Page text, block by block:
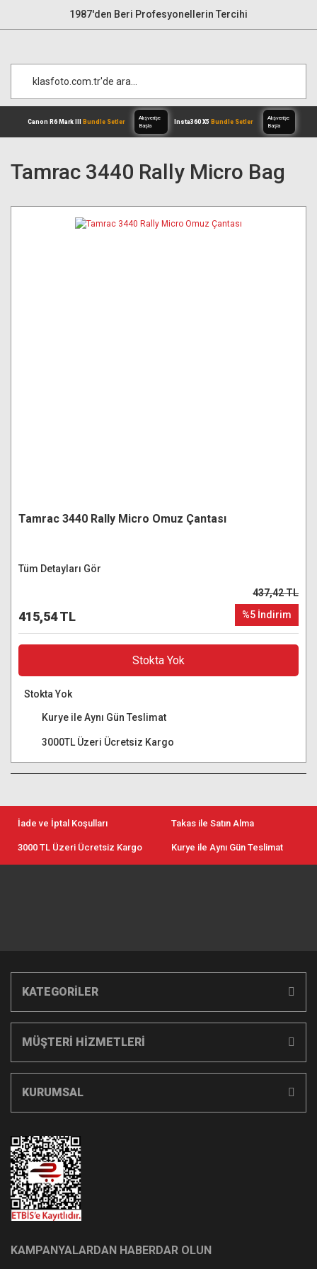
1987'den Beri Profesyonellerin Tercihi
Başla
Tamrac 3440 Rally Micro Bag
Tamrac 3440 Rally Micro Omuz Çantası
Tüm Detayları Gör
415,54 TL
437,42 TL
%5 İndirim
Stokta Yok
Stokta Yok
Kurye ile Aynı Gün Teslimat
3000TL Üzeri Ücretsiz Kargo
İade ve İptal Koşulları Takas ile Satın Alma
3000 TL Üzeri Ücretsiz Kargo Kurye ile Aynı Gün Teslimat
KATEGORİLER
MÜŞTERİ HİZMETLERİ
KURUMSAL
KAMPANYALARDAN HABERDAR OLUN